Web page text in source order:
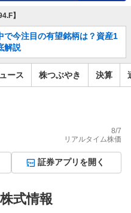
】
で今注目の有望銘柄は？資産1
解説
ース 株つぶやき 決算
8/7
リアルタイム株価
証券アプリを開く
式情報